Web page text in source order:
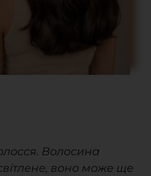
Волосина
воно може ще